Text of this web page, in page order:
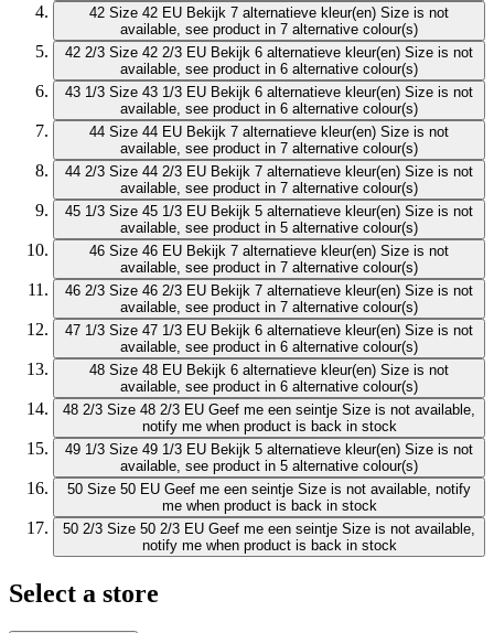
42 Size 42 EU Bekijk 7 alternatieve kleur(en) Size is not
available, see product in 7 alternative colour(s)
42 2/3 Size 42 2/3 EU Bekijk 6 alternatieve kleur(en) Size is not
available, see product in 6 alternative colour(s)
43 1/3 Size 43 1/3 EU Bekijk 6 alternatieve kleur(en) Size is not
available, see product in 6 alternative colour(s)
44 Size 44 EU Bekijk 7 alternatieve kleur(en) Size is not
available, see product in 7 alternative colour(s)
44 2/3 Size 44 2/3 EU Bekijk 7 alternatieve kleur(en) Size is not
available, see product in 7 alternative colour(s)
45 1/3 Size 45 1/3 EU Bekijk 5 alternatieve kleur(en) Size is not
available, see product in 5 alternative colour(s)
46 Size 46 EU Bekijk 7 alternatieve kleur(en) Size is not
available, see product in 7 alternative colour(s)
46 2/3 Size 46 2/3 EU Bekijk 7 alternatieve kleur(en) Size is not
available, see product in 7 alternative colour(s)
47 1/3 Size 47 1/3 EU Bekijk 6 alternatieve kleur(en) Size is not
available, see product in 6 alternative colour(s)
48 Size 48 EU Bekijk 6 alternatieve kleur(en) Size is not
available, see product in 6 alternative colour(s)
48 2/3 Size 48 2/3 EU Geef me een seintje Size is not available,
notify me when product is back in stock
49 1/3 Size 49 1/3 EU Bekijk 5 alternatieve kleur(en) Size is not
available, see product in 5 alternative colour(s)
50 Size 50 EU Geef me een seintje Size is not available, notify
me when product is back in stock
50 2/3 Size 50 2/3 EU Geef me een seintje Size is not available,
notify me when product is back in stock
Select a store